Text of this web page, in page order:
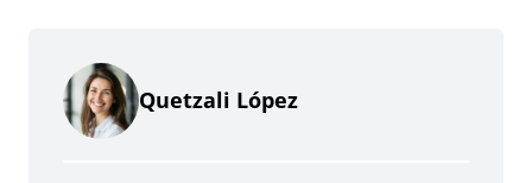
Quetzali López